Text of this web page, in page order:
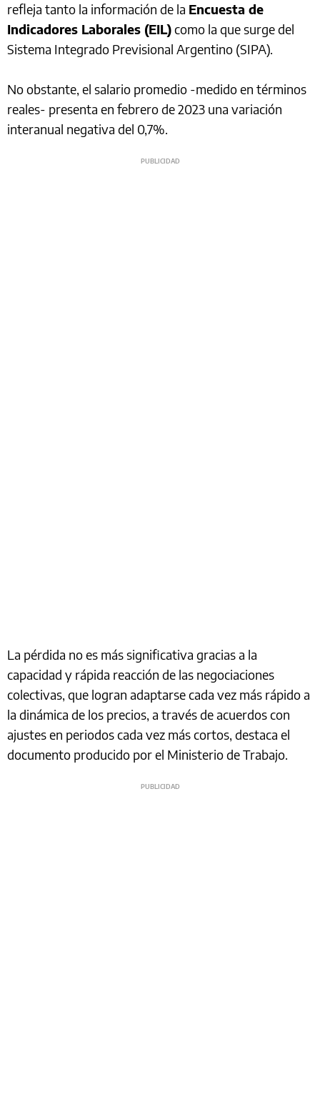
refleja tanto la información de la Encuesta de
Indicadores Laborales (EIL)como la que surge del
Sistema Integrado Previsional Argentino (SIPA).
No obstante, el salario promedio -medido en términos
reales- presenta en febrero de 2023 una variación
interanual negativa del 0,7%.
La pérdida no es más significativa gracias a la
capacidad y rápida reacción de las negociaciones
colectivas, que logran adaptarse cada vez más rápido a
la dinámica de los precios, a través de acuerdos con
ajustes en periodos cada vez más cortos, destaca el
documento producido por el Ministerio de Trabajo.